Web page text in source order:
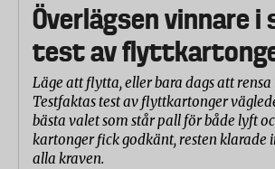
Överlägsen vinnare
test av
Läge att flytta, eller bara dags att rensa
Testfaktas test av flyttkartonger
bästa valet som står pall för både lyft
kartonger fick godkänt, resten klarade
alla kraven.